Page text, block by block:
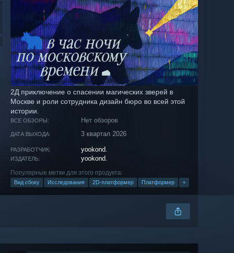
2Д приключение о спасении магических зверей в
Москве и роли сотрудника дизайн бюро во всей этой
истории.
ВСЕ ОБЗОРЫ: Нет обзоров
ДАТА ВЫХОДА: 3 квартал 2026
РАЗРАБОТЧИК: yookond.
ИЗДАТЕЛЬ: yookond.
Популярные метки для этого продукта:
Вид сбоку Исследования 2D-платформер Платформер +